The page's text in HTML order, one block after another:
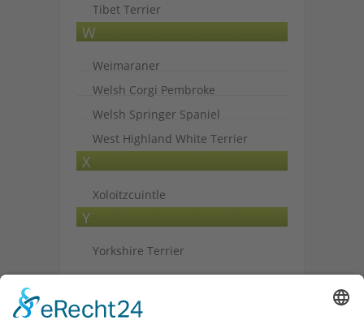
Tibet Terrier
W
Weimaraner
Welsh Corgi Pembroke
Welsh Springer Spaniel
West Highland White Terrier
X
Xoloitzcuintle
Y
Yorkshire Terrier